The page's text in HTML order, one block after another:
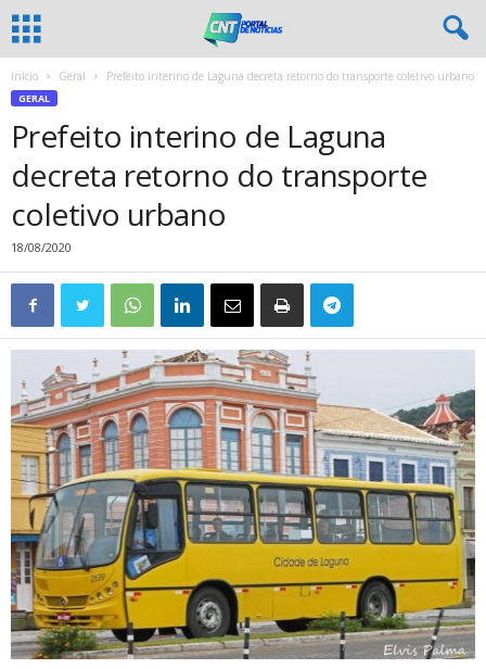
Início Geral Prefeito interino de Laguna decreta retorno do transporte coletivo urbano
GERAL
Prefeito interino de Laguna
decreta retorno do transporte
coletivo urbano
18/08/2020